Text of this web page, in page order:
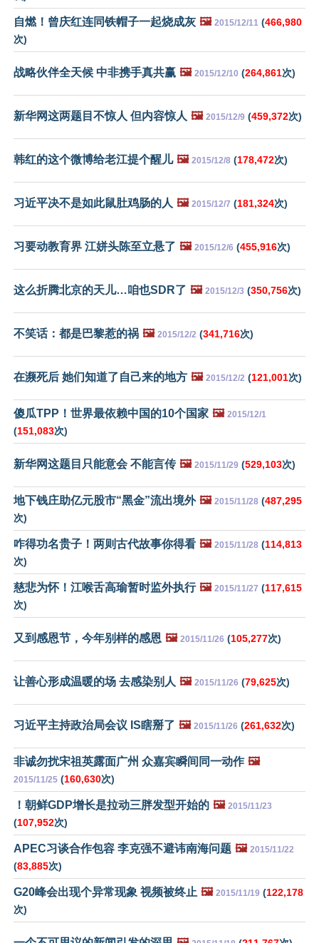
自燃！曾庆红连同铁帽子一起烧成灰 🖼️ 2015/12/11 (466,980
次)
战略伙伴全天候 中非携手真共赢 🖼️ 2015/12/10 (264,861次)
新华网这两题目不惊人 但内容惊人 🖼️ 2015/12/9 (459,372次)
韩红的这个微博给老江提个醒儿 🖼️ 2015/12/8 (178,472次)
习近平决不是如此鼠肚鸡肠的人 🖼️ 2015/12/7 (181,324次)
习要动教育界 江姘头陈至立悬了 🖼️ 2015/12/6 (455,916次)
这么折腾北京的天儿…咱也SDR了 🖼️ 2015/12/3 (350,756次)
不笑话：都是巴黎惹的祸 🖼️ 2015/12/2 (341,716次)
在濒死后 她们知道了自己来的地方 🖼️ 2015/12/2 (121,001次)
傻瓜TPP！世界最依赖中国的10个国家 🖼️ 2015/12/1
(151,083次)
新华网这题目只能意会 不能言传 🖼️ 2015/11/29 (529,103次)
地下钱庄助亿元股市“黑金”流出境外 🖼️ 2015/11/28 (487,295
次)
咋得功名贵子！两则古代故事你得看 🖼️ 2015/11/28 (114,813
次)
慈悲为怀！江喉舌高瑜暂时监外执行 🖼️ 2015/11/27 (117,615
次)
又到感恩节，今年别样的感恩 🖼️ 2015/11/26 (105,277次)
让善心形成温暖的场 去感染别人 🖼️ 2015/11/26 (79,625次)
习近平主持政治局会议 IS瞎掰了 🖼️ 2015/11/26 (261,632次)
非诚勿扰宋祖英露面广州 众嘉宾瞬间同一动作 🖼️
2015/11/25 (160,630次)
！朝鲜GDP增长是拉动三胖发型开始的 🖼️ 2015/11/23
(107,952次)
APEC习谈合作包容 李克强不避讳南海问题 🖼️ 2015/11/22
(83,885次)
G20峰会出现个异常现象 视频被终止 🖼️ 2015/11/19 (122,178
次)